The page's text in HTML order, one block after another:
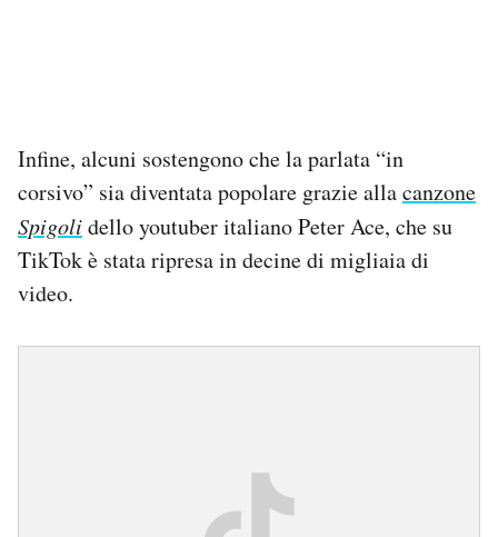
Infine, alcuni sostengono che la parlata “in
corsivo” sia diventata popolare grazie allacanzone
Spigolidello youtuber italiano Peter Ace, che su
TikTok è stata ripresa in decine di migliaia di
video.